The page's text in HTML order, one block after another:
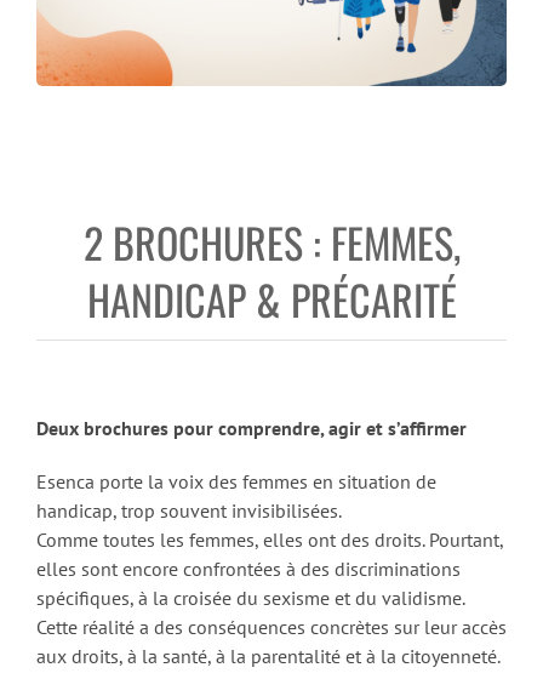
2 BROCHURES : FEMMES,
HANDICAP & PRÉCARITÉ
Deux brochures pour comprendre, agir et s’affirmer
Esenca porte la voix des femmes en situation de
handicap, trop souvent invisibilisées.
Comme toutes les femmes, elles ont des droits. Pourtant,
elles sont encore confrontées à des discriminations
spécifiques, à la croisée du sexisme et du validisme.
Cette réalité a des conséquences concrètes sur leur accès
aux droits, à la santé, à la parentalité et à la citoyenneté.